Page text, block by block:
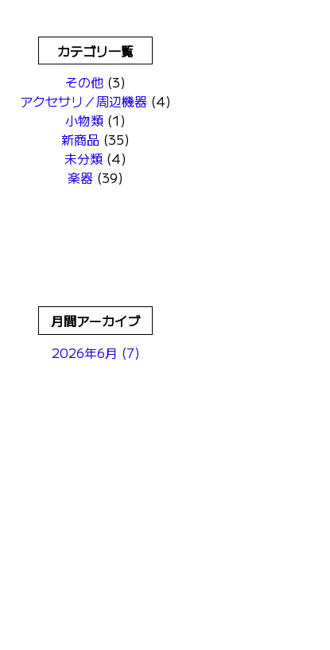
カテゴリ一覧
その他 (3)
アクセサリ／周辺機器 (4)
小物類 (1)
新商品 (35)
未分類 (4)
楽器 (39)
月間アーカイブ
2026年6月 (7)